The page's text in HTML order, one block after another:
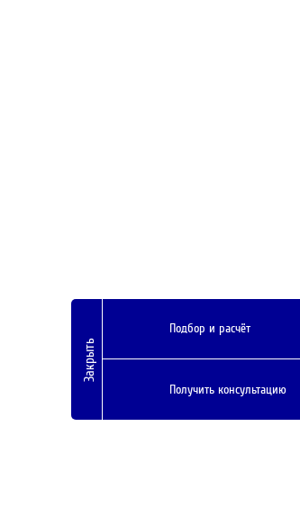
Закрыть
Подбор и расчёт
Получить консультацию